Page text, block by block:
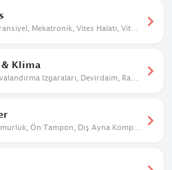
& Klima